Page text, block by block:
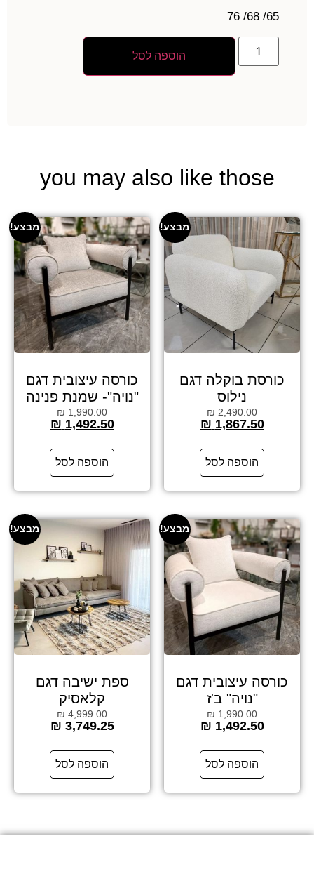
65/ 68/ 76
הוספה לסל
you may also like those
מבצע!
כורסת בוקלה דגם
נילוס
2,490.00
₪
1,867.50
₪
הוספה לסל
מבצע!
כורסה עיצובית דגם
"נויה"- שמנת פנינה
1,990.00
₪
1,492.50
₪
הוספה לסל
מבצע!
כורסה עיצובית דגם
"נויה" ב'ז
1,990.00
₪
1,492.50
₪
הוספה לסל
מבצע!
ספת ישיבה דגם
קלאסיק
4,999.00
₪
3,749.25
₪
הוספה לסל